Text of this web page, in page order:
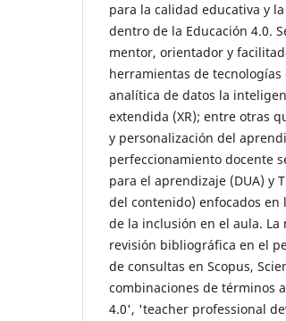
para la calidad educativa y
dentro de la Educación 4.0.
mentor, orientador y
herramientas de
analítica de datos la
extendida (XR); entre otras
y personalización del
perfeccionamiento docente
para el aprendizaje (DUA) y
del contenido) enfocados
de la inclusión en el aula.
revisión bibliográfica en el
de consultas en Scopus,
combinaciones de términos
4.0', 'teacher professional